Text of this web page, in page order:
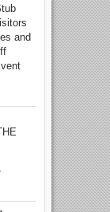
and